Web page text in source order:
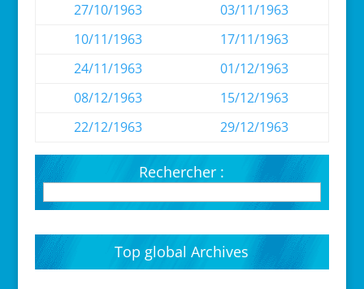
27/10/1963
03/11/1963
10/11/1963
17/11/1963
24/11/1963
01/12/1963
08/12/1963
15/12/1963
22/12/1963
29/12/1963
Rechercher :
Top global Archives